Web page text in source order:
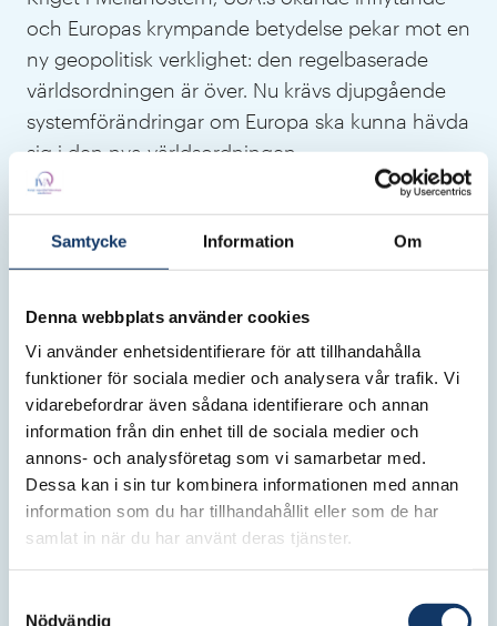
Samtycke Information Om
Denna webbplats använder cookies
Vi använder enhetsidentifierare för att tillhandahålla
funktioner för sociala medier och analysera vår trafik. Vi
vidarebefordrar även sådana identifierare och annan
information från din enhet till de sociala medier och
annons- och analysföretag som vi samarbetar med.
Dessa kan i sin tur kombinera informationen med annan
information som du har tillhandahållit eller som de har
samlat in när du har använt deras tjänster.
Nödvändig
och Europas krympande betydelse pekar mot en
ny geopolitisk verklighet: den regelbaserade
världsordningen är över. Nu krävs djupgående
systemförändringar om Europa ska kunna hävda
sig i den nya världsordningen.
Tisdag 24 februari 2026
IVAs vd - om strategisk
oumbärlighet